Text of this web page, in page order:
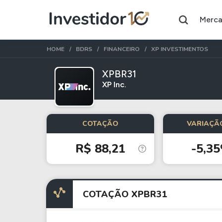
Assuntos do momento
Índice
Ibovespa
Commodity
Ações
Taesa
Itausa
Ambev
FIIs
XPML11
RECR11
HOME BDRS FINANCEIRO XP INVESTIMENTOS
XPBR31
XP Inc.
COTAÇÃO
R$ 88,21 -
COTAÇÃO XPBR31